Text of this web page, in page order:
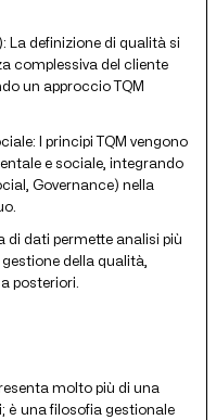
La definizione di qualità si
complessiva del cliente
un approccio TQM
I principi TQM vengono
e sociale, integrando
Governance) nella
di dati permette analisi più
della qualità,
posteriori.
molto più di una
è una filosofia gestionale